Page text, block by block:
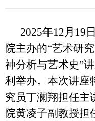
2025年12月19
院主办的“艺术研
神分析与艺术史”
利举办。本次讲座
究员丁澜翔担任主
院黄凌子副教授担